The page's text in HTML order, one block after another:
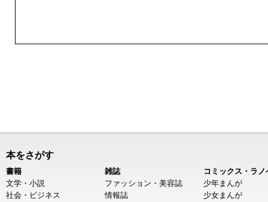
本をさがす
書籍
文学・小説
社会・ビジネス
雑誌
ファッション・美容誌
情報誌
コミックス・ラノ
少年まんが
少女まんが